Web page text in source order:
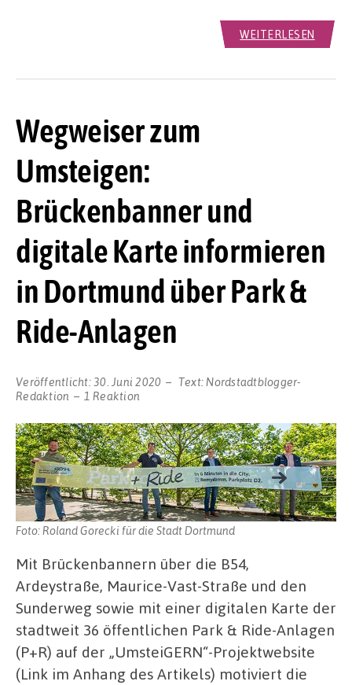
WEITERLESEN
Wegweiser zum
Umsteigen:
Brückenbanner und
digitale Karte informieren
in Dortmund über Park &
Ride-Anlagen
Veröffentlicht:30. Juni 2020 Text: Nordstadtblogger-
Redaktion
1 Reaktion
Foto: Roland Gorecki für die Stadt Dortmund
Mit Brückenbannern über die B54,
Ardeystraße, Maurice-Vast-Straße und den
Sunderweg sowie mit einer digitalen Karte der
stadtweit 36 öffentlichen Park & Ride-Anlagen
(P+R) auf der „UmsteiGERN“-Projektwebsite
(Link im Anhang des Artikels) motiviert die